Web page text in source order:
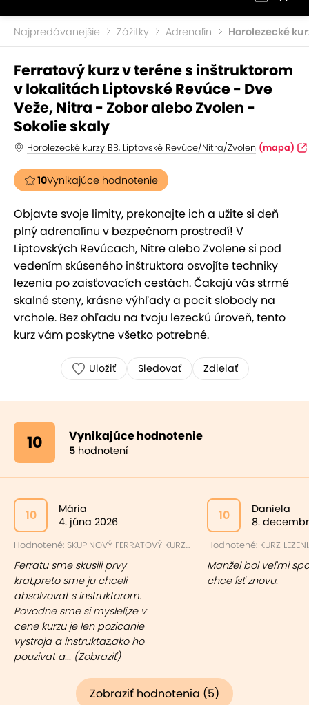
Najpredávanejšie Zážitky Adrenalín Horolezecké
Ferratový kurz v teréne s inštruktorom
v lokalitách Liptovské Revúce - Dve
Veže, Nitra - Zobor alebo Zvolen -
Sokolie skaly
Horolezecké kurzy BB, Liptovské Revúce/Nitra/Zvolen (mapa)
10Vynikajúce hodnotenie
Objavte svoje limity, prekonajte ich a užite si deň
plný adrenalínu v bezpečnom prostredí! V
Liptovských Revúcach, Nitre alebo Zvolene si pod
vedením skúseného inštruktora osvojíte techniky
lezenia po zaisťovacích cestách. Čakajú vás strmé
skalné steny, krásne výhľady a pocit slobody na
vrchole. Bez ohľadu na tvoju lezeckú úroveň, tento
kurz vám poskytne všetko potrebné.
Uložiť Sledovať Zdielať
10 Vynikajúce hodnotenie
5 hodnotení
10
Mária
4. júna 2026
Hodnotené: SKUPINOVÝ FERRATOVÝ KURZ...
Ferratu sme skusili prvy
krat,preto sme ju chceli
absolvovat s instruktorom.
Povodne sme si mysleli,ze v
cene kurzu je len pozicanie
vystroja a instruktaz,ako ho
pouzivat a... (Zobraziť)
10
Daniela
8.
Hodnotené: KURZ
Manžel bol veľmi
chce ísť znovu.
Zobraziť hodnotenia (5)